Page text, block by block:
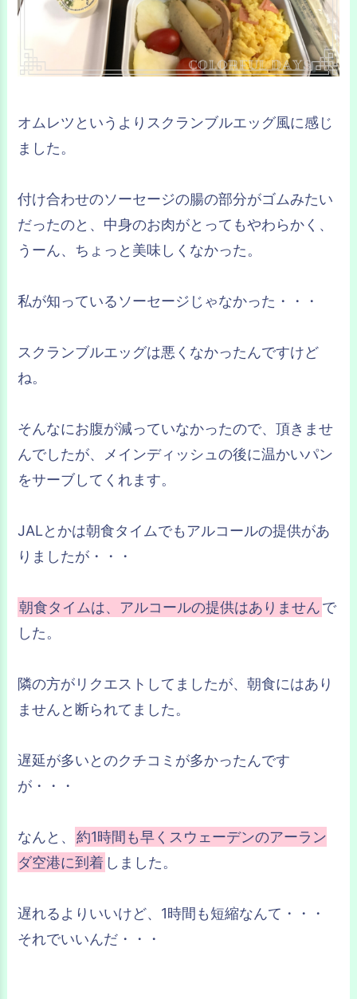
オムレツというよりスクランブルエッグ風に感じ
ました。
付け合わせのソーセージの腸の部分がゴムみたい
だったのと、中身のお肉がとってもやわらかく、
うーん、ちょっと美味しくなかった。
私が知っているソーセージじゃなかった・・・
スクランブルエッグは悪くなかったんですけど
ね。
そんなにお腹が減っていなかったので、頂きませ
んでしたが、メインディッシュの後に温かいパン
をサーブしてくれます。
JALとかは朝食タイムでもアルコールの提供があ
りましたが・・・
朝食タイムは、アルコールの提供はありませんで
した。
隣の方がリクエストしてましたが、朝食にはあり
ませんと断られてました。
遅延が多いとのクチコミが多かったんです
が・・・
なんと、 約1時間も早くスウェーデンのアーラン
ダ空港に到着 しました。
遅れるよりいいけど、1時間も短縮なんて・・・
それでいいんだ・・・